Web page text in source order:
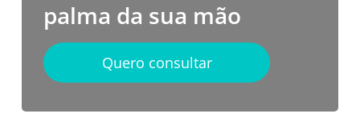
palma da sua mão
Quero consultar